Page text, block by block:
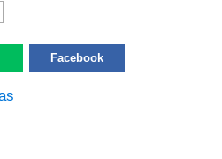
Facebook